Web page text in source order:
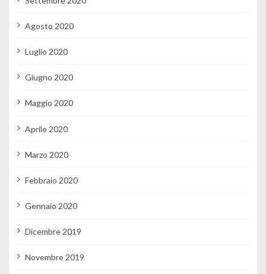
Agosto 2020
Luglio 2020
Giugno 2020
Maggio 2020
Aprile 2020
Marzo 2020
Febbraio 2020
Gennaio 2020
Dicembre 2019
Novembre 2019